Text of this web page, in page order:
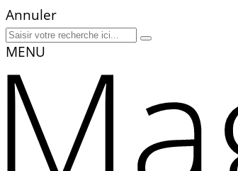
Annuler
MENU